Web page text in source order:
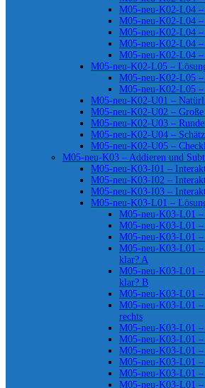
M05-neu-K02-L04 –
M05-neu-K02-L04
M05-neu-K02-L04 –
M05-neu-K02-L04
M05-neu-K02-L04 –
M05-neu-K02-L05 –
M05-neu-K02-L05
M05-neu-K02-L05
M05-neu-K02-U01 –
M05-neu-K02-U02 –
M05-neu-K02-U03 –
M05-neu-K02-U04 –
M05-neu-K02-U05 –
M05-neu-K03 – Addieren und
M05-neu-K03-I01 –
M05-neu-K03-I02 –
M05-neu-K03-I03 –
M05-neu-K03-L01 –
M05-neu-K03-L01
M05-neu-K03-L01
M05-neu-K03-L01
M05-neu-K03-L01
klar? A
M05-neu-K03-L01
klar? B
M05-neu-K03-L01
M05-neu-K03-L01
rechts
M05-neu-K03-L01
M05-neu-K03-L01 –
M05-neu-K03-L01
M05-neu-K03-L01 –
M05-neu-K03-L01
M05-neu-K03-L01 –